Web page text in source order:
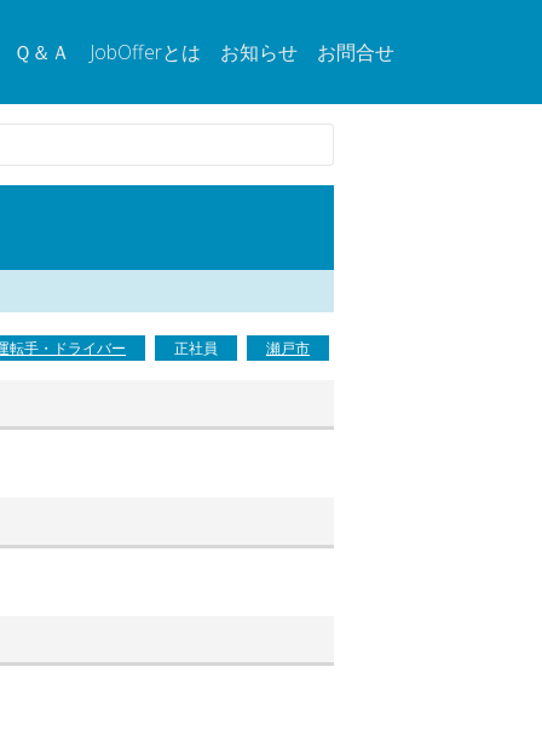
Ｑ＆Ａ JobOfferとは お知らせ お問合せ
転手・ドライバー 正社員 瀬戸市